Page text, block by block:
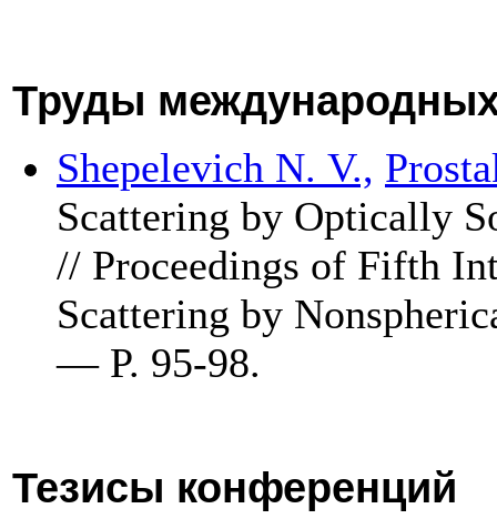
Труды
Shepelevich N. V.,
Scattering by Optically
// Proceedings of Fifth
Scattering by
— P. 95-98.
Тезисы конференций